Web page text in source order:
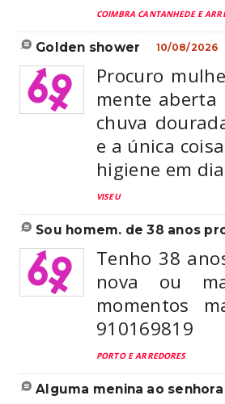
COIMBRA CANTANHEDE E
golden shower 10/08/2026
Procuro
mente
chuva
e a única
higiene em
VISEU
sou homem. de 38 anos
Tenho 38
nova ou
momentos
910169819
PORTO E ARREDORES
alguma menina ao senhora